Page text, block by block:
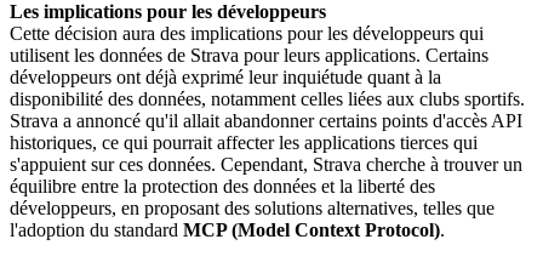
Les implications pour les développeurs
Cette décision aura des implications pour les développeurs qui
utilisent les données de Strava pour leurs applications. Certains
développeurs ont déjà exprimé leur inquiétude quant à la
disponibilité des données, notamment celles liées aux clubs sportifs.
Strava a annoncé qu'il allait abandonner certains points d'accès API
historiques, ce qui pourrait affecter les applications tierces qui
s'appuient sur ces données. Cependant, Strava cherche à trouver un
équilibre entre la protection des données et la liberté des
développeurs, en proposant des solutions alternatives, telles que
l'adoption du standard MCP (Model Context Protocol).